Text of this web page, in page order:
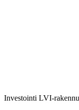
Investointi LVI-